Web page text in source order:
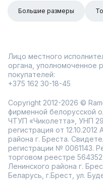
Большие размеры
Лицо местного
органа, уполномоченное
покупателей:
+375 162 30-18-45
Copyright 2012-2026 ©
фирменной белорусской
ЧТУП «Чиколетта», УНП
регистрация от
района г. Бреста.
регистрации № 0061143.
торговом реестре
Ленинского района г.
Беларусь, г.Брест, ул.